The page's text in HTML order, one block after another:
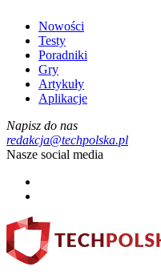
Nowości
Testy
Poradniki
Gry
Artykuły
Aplikacje
Napisz do nas
redakcja@techpolska.pl
Nasze social media